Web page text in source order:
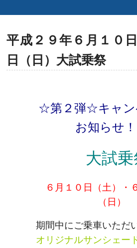
平成２９年６月１０
日（日）大試乗祭
☆第２弾☆キャン
お知らせ！
大試乗
６月１０日（土）・
（日）
期間中にご乗車いただ
オリジナルサンシェー